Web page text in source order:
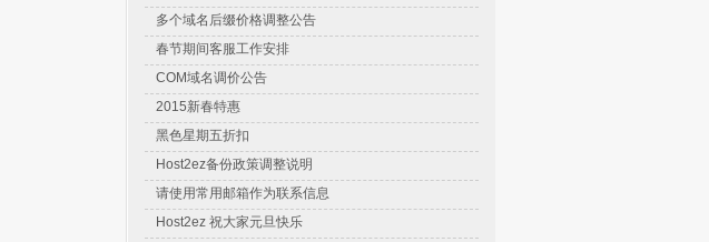
多个域名后缀价格调整公告
春节期间客服工作安排
COM域名调价公告
2015新春特惠
黑色星期五折扣
Host2ez备份政策调整说明
请使用常用邮箱作为联系信息
Host2ez 祝大家元旦快乐